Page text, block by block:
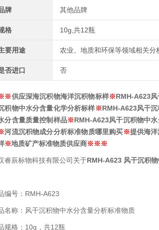
牌 其他品牌
格 10g,共12瓶
要用途 农业、地质和环保等领域相关分
否进口 否
※供应深海沉积物海洋沉积物标样※RMH-A623
积物中水分含量化学分析标样※RMH-A623风干
分含量质量控制样品※RMH-A623风干沉积物中
河流沉积物成分分析标准物质哪里购买※提供海
※地质矿产标准物质供应商※※※
睿辰标物科技有限公司关于RMH-A623 风干沉积
编号：RMH-A623
名称：风干沉积物中水分含量分析标准物质
规格：10g，共12瓶